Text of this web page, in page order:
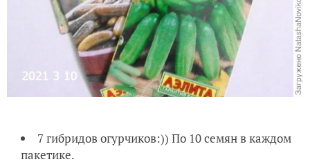
7 гибридов огурчиков:)) По 10 семян в каждом
пакетике.